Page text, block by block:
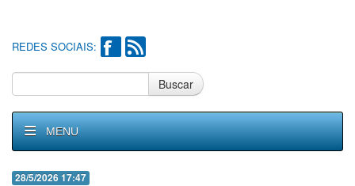
REDES SOCIAIS:
Buscar
MENU
28/5/2026 17:47